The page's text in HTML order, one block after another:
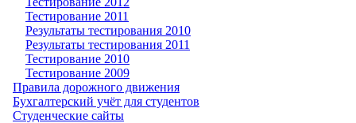
Тестирование 2011
Результаты тестирования 2010
Результаты тестирования 2011
Тестирование 2010
Тестирование 2009
Правила дорожного движения
Бухгалтерский учёт для студентов
Студенческие сайты